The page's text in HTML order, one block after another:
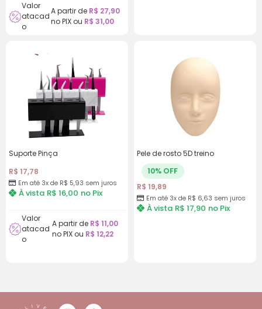
juros
Valor
atacad
o
A partir de R$ 27,90
no PIX ou R$ 31,00
Suporte Pinça
R$ 17,78
Em até 3x de R$ 5,93 sem juros
À vista R$ 16,00 no Pix
Valor
atacad
o
A partir de R$ 11,00
no PIX ou R$ 12,22
Pele de rosto 5D treino
10% OFF
R$ 19,89
Em até 3x de R$ 6,63 sem juros
À vista R$ 17,90 no Pix